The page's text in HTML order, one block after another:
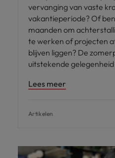
vervanging van vaste
vakantieperiode? Of
maanden om
te werken of projecten
blijven liggen? De
uitstekende
Lees meer
Artikelen